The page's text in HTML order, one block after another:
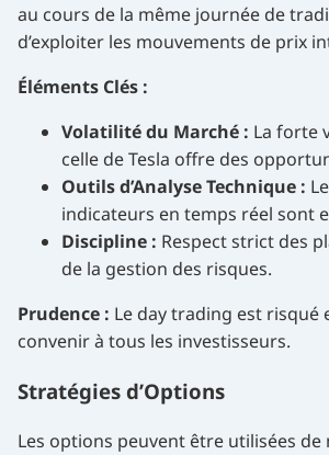
au cours de la même journée de
d’exploiter les mouvements de prix
Éléments Clés :
Volatilité du Marché : La forte
celle de Tesla offre des
Outils d’Analyse Technique :
indicateurs en temps réel sont
Discipline : Respect strict des
de la gestion des risques.
Prudence : Le day trading est risqué
convenir à tous les investisseurs.
Stratégies d’Options
Les options peuvent être utilisées de